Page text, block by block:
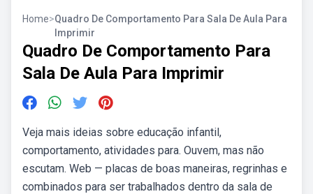
Home>Quadro De Comportamento Para Sala De Aula Para
Imprimir
Quadro De Comportamento Para
Sala De Aula Para Imprimir
Veja mais ideias sobre educação infantil,
comportamento, atividades para. Ouvem, mas não
escutam. Web — placas de boas maneiras, regrinhas e
combinados para ser trabalhados dentro da sala de